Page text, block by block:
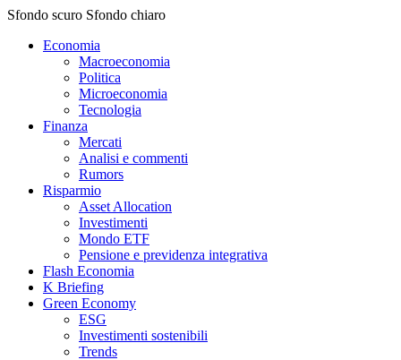
Sfondo scuro Sfondo chiaro
Economia
Macroeconomia
Politica
Microeconomia
Tecnologia
Finanza
Mercati
Analisi e commenti
Rumors
Risparmio
Asset Allocation
Investimenti
Mondo ETF
Pensione e previdenza integrativa
Flash Economia
K Briefing
Green Economy
ESG
Investimenti sostenibili
Trends